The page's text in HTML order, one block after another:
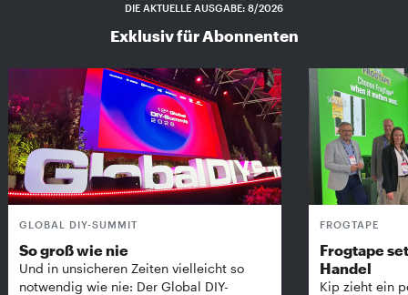
DIE AKTUELLE AUSGABE: 8/2026
Exklusiv für Abonnenten
GLOBAL DIY-SUMMIT
So groß wie nie
Und in unsicheren Zeiten vielleicht so
notwendig wie nie: Der Global DIY-
FROGTAPE
Frogtape
Handel
Kip zieht ein